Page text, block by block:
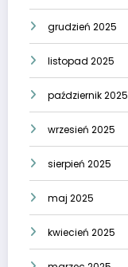
grudzień 2025
listopad 2025
październik 2025
wrzesień 2025
sierpień 2025
maj 2025
kwiecień 2025